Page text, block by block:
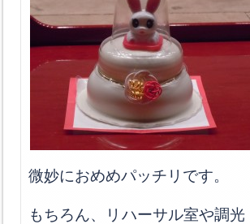
微妙におめめパッチリです。
もちろん、リハーサル室や調